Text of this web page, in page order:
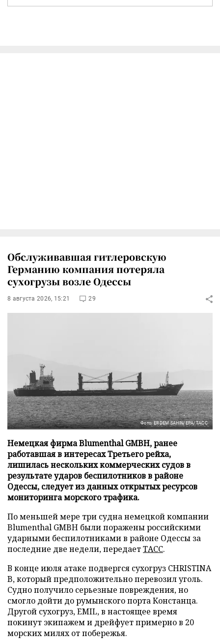
Обслуживавшая гитлеровскую
Германию компания потеряла
сухогрузы возле Одессы
8 августа 2026, 15:21 29
Фото: ERDEM SAHIN/EPA/ТАСС
Немецкая фирма Blumenthal GMBH, ранее
работавшая в интересах Третьего рейха,
лишилась нескольких коммерческих судов в
результате ударов беспилотников в районе
Одессы, следует из данных открытых ресурсов
мониторинга морского трафика.
По меньшей мере три судна немецкой компании
Blumenthal GMBH были поражены российскими
ударными беспилотниками в районе Одессы за
последние две недели, передаетТАСС.
В конце июля атаке подвергся сухогруз CHRISTINA
B, который предположительно перевозил уголь.
Судно получило серьезные повреждения, но
смогло дойти до румынского порта Констанца.
Другой сухогруз, EMIL, в настоящее время
покинут экипажем и дрейфует примерно в 20
морских милях от побережья.